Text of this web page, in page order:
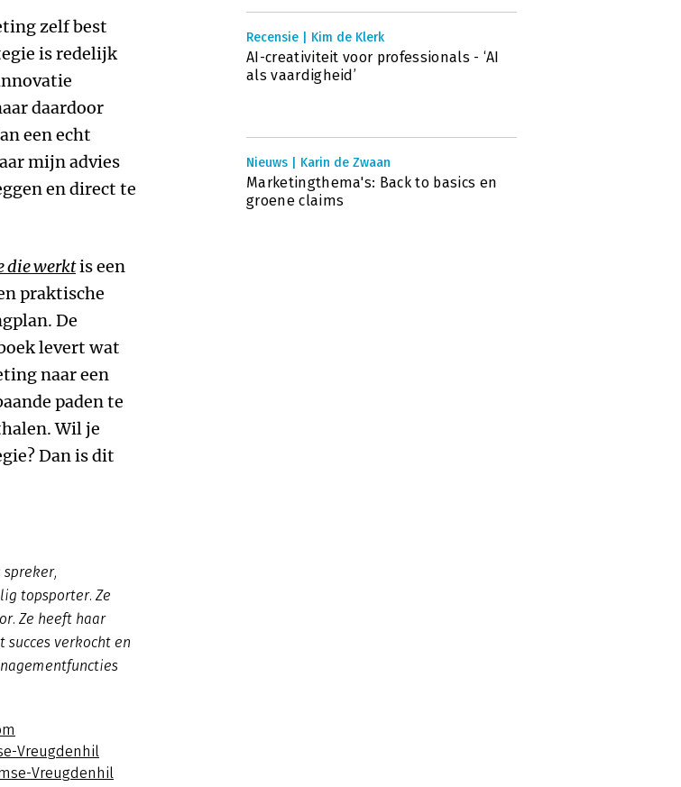
zelf best
is redelijk
daardoor
een echt
mijn advies
en direct te
die werktis een
praktische
De
levert wat
naar een
paden te
Wil je
Dan is dit
topsporter. Ze
Ze heeft haar
verkocht en
Vreugdenhil
Vreugdenhil
Recensie | Kim de Klerk
AI-creativiteit voor professionals - ‘AI
als vaardigheid’
Nieuws | Karin de Zwaan
Marketingthema's: Back to basics en
groene claims